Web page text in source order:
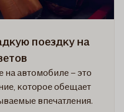
поездку на
на автомобиле – это
которое обещает
впечатления.